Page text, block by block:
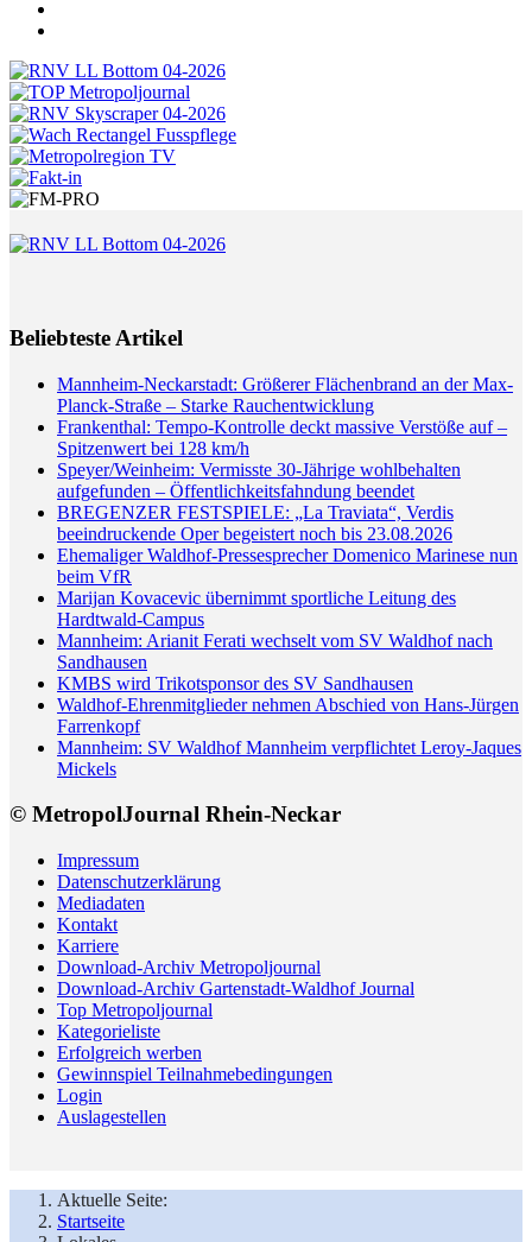
Beliebteste Artikel
Mannheim-Neckarstadt: Größerer Flächenbrand an der Max-
Planck-Straße – Starke Rauchentwicklung
Frankenthal: Tempo-Kontrolle deckt massive Verstöße auf –
Spitzenwert bei 128 km/h
Speyer/Weinheim: Vermisste 30-Jährige wohlbehalten
aufgefunden – Öffentlichkeitsfahndung beendet
BREGENZER FESTSPIELE: „La Traviata“, Verdis
beeindruckende Oper begeistert noch bis 23.08.2026
Ehemaliger Waldhof-Pressesprecher Domenico Marinese nun
beim VfR
Marijan Kovacevic übernimmt sportliche Leitung des
Hardtwald-Campus
Mannheim: Arianit Ferati wechselt vom SV Waldhof nach
Sandhausen
KMBS wird Trikotsponsor des SV Sandhausen
Waldhof-Ehrenmitglieder nehmen Abschied von Hans-Jürgen
Farrenkopf
Mannheim: SV Waldhof Mannheim verpflichtet Leroy-Jaques
Mickels
© MetropolJournal Rhein-Neckar
Impressum
Datenschutzerklärung
Mediadaten
Kontakt
Karriere
Download-Archiv Metropoljournal
Download-Archiv Gartenstadt-Waldhof Journal
Top Metropoljournal
Kategorieliste
Erfolgreich werben
Gewinnspiel Teilnahmebedingungen
Login
Auslagestellen
Aktuelle Seite:
Startseite